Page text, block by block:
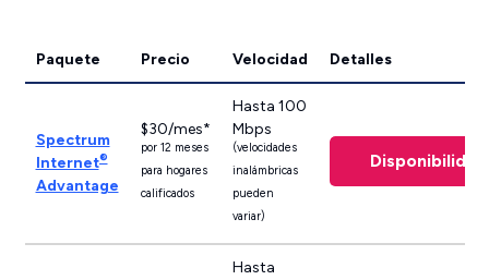
Paquete Precio Velocidad Detalles
Spectrum
Internet®
Advantage
$30/mes*
por 12 meses
para hogares
calificados
Hasta 100
Mbps
(velocidades
inalámbricas
pueden
variar)
Disponibilidad
Hasta